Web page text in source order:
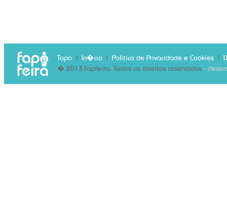
Topo| In�cio| Politica de Privacidade e Cookies|
� 2013 Fapfeira, Todos os direitos reservados -